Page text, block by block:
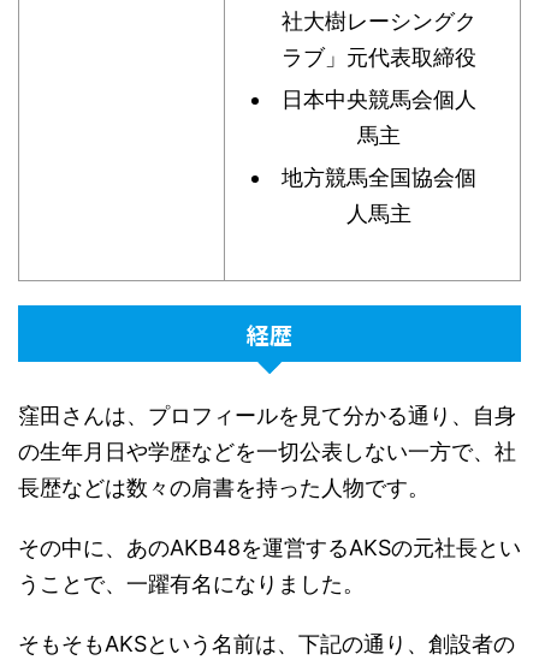
社大樹レーシングク
ラブ」元代表取締役
日本中央競馬会個人
馬主
地方競馬全国協会個
人馬主
経歴
窪田さんは、プロフィールを見て分かる通り、自身
の生年月日や学歴などを一切公表しない一方で、社
長歴などは数々の肩書を持った人物です。
その中に、あのAKB48を運営するAKSの元社長とい
うことで、一躍有名になりました。
そもそもAKSという名前は、下記の通り、創設者の